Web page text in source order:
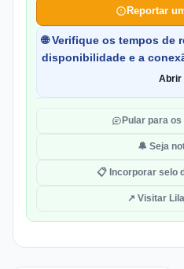
Reportar
🌐 Verifique os tempos de
disponibilidade e a
Pular para
🔔 Seja
📋 Incorporar selo
↗ Visitar